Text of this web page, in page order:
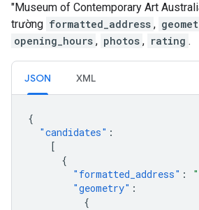
"Museum of Contemporary Art
trường formatted_address ,
opening_hours , photos , rating .
JSON XML
{
"candidates" :
[
{
"formatted_address" :
"geometry" :
{